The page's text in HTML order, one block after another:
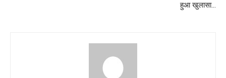
हुआ खुलासा…